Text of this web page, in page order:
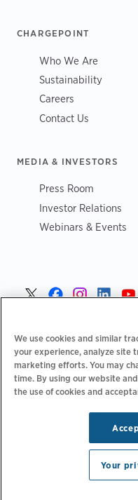
CHARGEPOINT
Who We Are
Sustainability
Careers
Contact Us
MEDIA & INVESTORS
Press Room
Investor Relations
Webinars & Events
Norge >
Copyright © 2026
We use cookies and similar
your experience, analyze site
marketing efforts. You may
time. By using our website
the use of cookies and
Your